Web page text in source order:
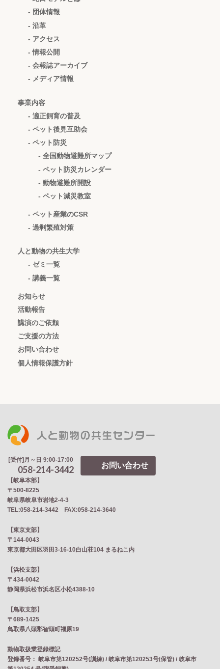
- 団体情報
- 沿革
- アクセス
- 情報公開
- 会報誌アーカイブ
- メディア情報
事業内容
- 適正飼育の普及
- ペット後見互助会
- ペット防災
- 全国動物避難所マップ
- ペット防災カレンダー
- 動物避難所開設
- ペット減災教室
- ペット産業のCSR
- 過剰繁殖対策
人と動物の共生大学
- ゼミ一覧
- 講義一覧
お知らせ
活動報告
講演のご依頼
ご支援の方法
お問い合わせ
個人情報保護方針
[受付]月～日 9:00-17:00
058-214-3442 お問い合わせ
【岐阜本部】
〒500-8225
岐阜県岐阜市岩地2‐4‐3
TEL:058-214-3442 FAX:058-214-3640
【東京支部】
〒144-0043
東京都大田区羽田3-16-10白山荘104 まるねこ内
【浜松支部】
〒434-0042
静岡県浜松市浜名区小松4388-10
【鳥取支部】
〒689-1425
鳥取県八頭郡智頭町福原19
動物取扱業登録標記
登録番号： 岐阜市第120252号(訓練) / 岐阜市第120253号(保管) / 岐阜市